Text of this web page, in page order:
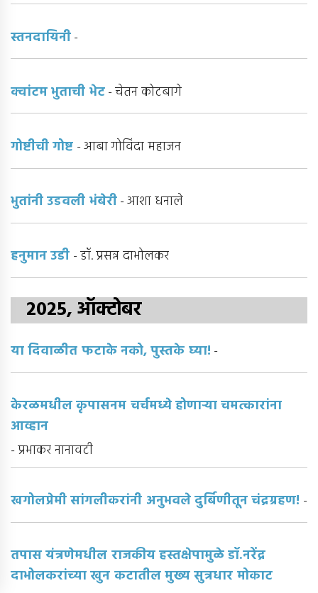
स्तनदायिनी-
क्वांटम भुताची भेट- चेतन कोटबागे
गोष्टीची गोष्ट - आबा गोविंदा महाजन
भुतांनी उडवली भंबेरी- आशा धनाले
हनुमान उडी - डॉ. प्रसन्न दाभोलकर
2025, ऑक्टोबर
या दिवाळीत फटाके नको, पुस्तके घ्या! -
केरळमधील कृपासनम चर्चमध्ये होणार्‍या चमत्कारांना
आव्हान
- प्रभाकर नानावटी
खगोलप्रेमी सांगलीकरांनी अनुभवले दुर्बिणीतून चंद्रग्रहण! -
तपास यंत्रणेमधील राजकीय हस्तक्षेपामुळे डॉ.नरेंद्र
दाभोलकरांच्या खुन कटातील मुख्य सुत्रधार मोकाट